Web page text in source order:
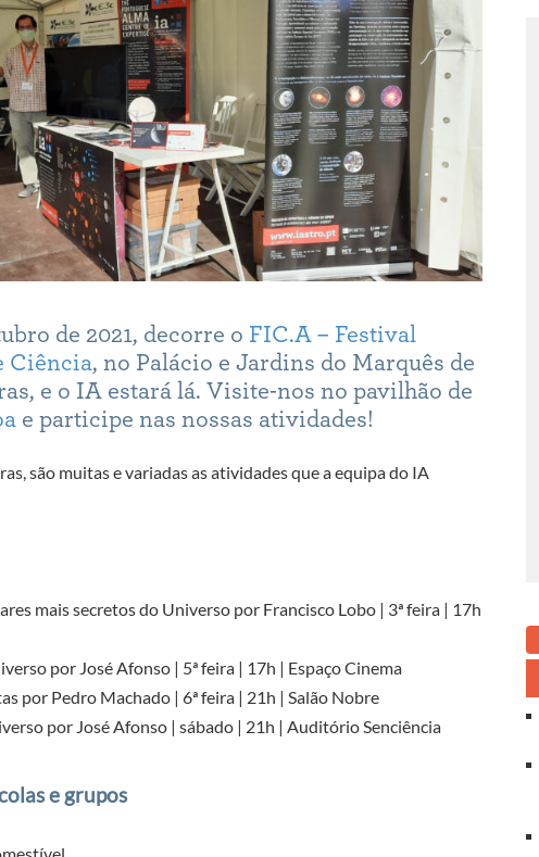
de 2021, decorre o FIC.A – Festival
Ciência, no Palácio e Jardins do Marquês de
e o IA estará lá. Visite-nos no pavilhão de
e participe nas nossas atividades!
são muitas e variadas as atividades que a equipa do IA
mais secretos do Universo por Francisco Lobo | 3ª feira | 17h
por José Afonso | 5ª feira | 17h | Espaço Cinema
por Pedro Machado | 6ª feira | 21h | Salão Nobre
por José Afonso | sábado | 21h | Auditório Senciência
e grupos